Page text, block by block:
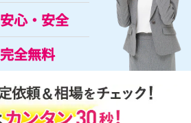
安心・安全
完全無料